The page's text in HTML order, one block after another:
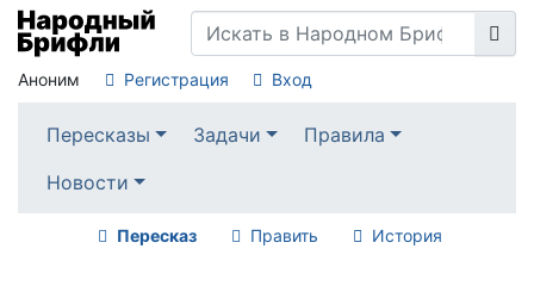
Аноним Регистрация Вход
Пересказы Задачи
Правила
Новости
Пересказ Править История